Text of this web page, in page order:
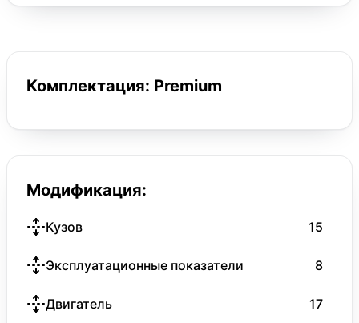
Комплектация: Premium
Модификация:
Кузов 15
Эксплуатационные показатели 8
Двигатель 17